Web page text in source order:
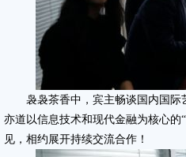
袅袅茶香中，宾主畅谈国内国际
亦道以信息技术和现代金融为核心
见，相约展开持续交流合作！